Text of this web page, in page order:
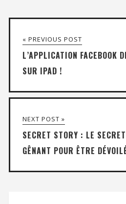
« PREVIOUS POST
L’APPLICATION FACEBOOK
SUR IPAD !
NEXT POST »
SECRET STORY : LE
GÊNANT POUR ÊTRE